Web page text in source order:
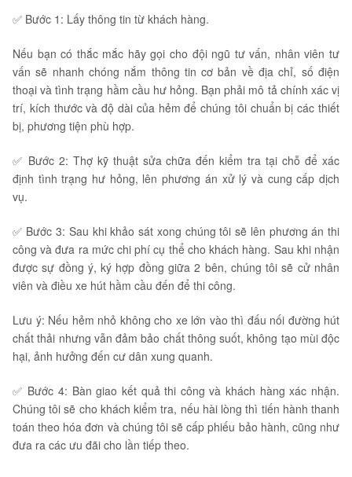
✅ Bước 1: Lấy thông tin từ khách hàng.
Nếu bạn có thắc mắc hãy gọi cho đội ngũ tư vấn, nhân viên tư
vấn sẽ nhanh chóng nắm thông tin cơ bản về địa chỉ, số điện
thoại và tình trạng hầm cầu hư hỏng. Bạn phải mô tả chính xác vị
trí, kích thước và độ dài của hẻm để chúng tôi chuẩn bị các thiết
bị, phương tiện phù hợp.
✅ Bước 2: Thợ kỹ thuật sửa chữa đến kiểm tra tại chỗ để xác
định tình trạng hư hỏng, lên phương án xử lý và cung cấp dịch
vụ.
✅ Bước 3: Sau khi khảo sát xong chúng tôi sẽ lên phương án thi
công và đưa ra mức chi phí cụ thể cho khách hàng. Sau khi nhận
được sự đồng ý, ký hợp đồng giữa 2 bên, chúng tôi sẽ cử nhân
viên và điều xe hút hầm cầu đến để thi công.
Lưu ý: Nếu hẻm nhỏ không cho xe lớn vào thì đấu nối đường hút
chất thải nhưng vẫn đảm bảo chất thông suốt, không tạo mùi độc
hại, ảnh hưởng đến cư dân xung quanh.
✅ Bước 4: Bàn giao kết quả thi công và khách hàng xác nhận.
Chúng tôi sẽ cho khách kiểm tra, nếu hài lòng thì tiến hành thanh
toán theo hóa đơn và chúng tôi sẽ cấp phiếu bảo hành, cũng như
đưa ra các ưu đãi cho lần tiếp theo.